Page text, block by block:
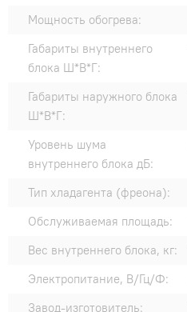
Мощность обогрева:
Габариты внутреннего
блока Ш*В*Г:
Габариты наружного блока
Ш*В*Г:
Уровень шума
внутреннего блока дБ:
Тип хладагента (фреона):
Обслуживаемая площадь:
Вес внутреннего блока, кг:
Электропитание, В/Гц/Ф:
Завод-изготовитель: